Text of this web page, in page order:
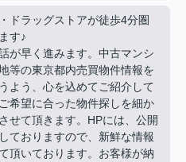
ドラッグストアが徒歩4分圏
す♪
が早く進みます。中古マンシ
等の東京都内売買物件情報を
よう、心を込めてご紹介して
希望に合った物件探しを細か
せて頂きます。HPには、公開
ておりますので、新鮮な情報
頂いております。お客様が納